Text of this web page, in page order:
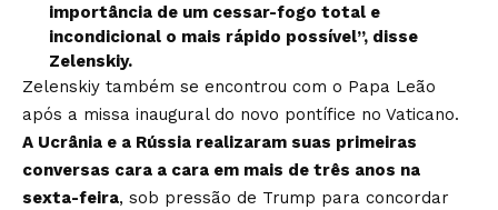
importância de um cessar-fogo total e
incondicional o mais rápido possível”, disse
Zelenskiy.
Zelenskiy também se encontrou com o Papa Leão
após a missa inaugural do novo pontífice no Vaticano.
A Ucrânia e a Rússia realizaram suas primeiras
conversas cara a cara em mais de três anos na
sexta-feira, sob pressão de Trump para concordar